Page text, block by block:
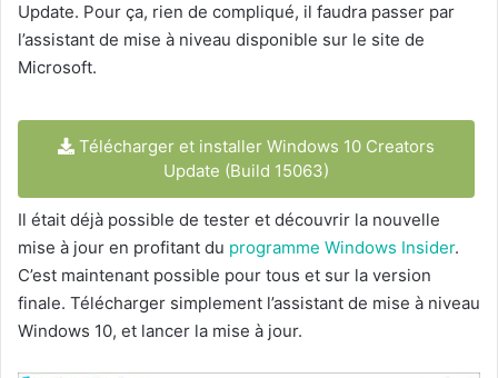
Update. Pour ça, rien de compliqué, il faudra passer par
l’assistant de mise à niveau disponible sur le site de
Microsoft.
Télécharger et installer Windows 10 Creators
Update (Build 15063)
Il était déjà possible de tester et découvrir la nouvelle
mise à jour en profitant du programme Windows Insider.
C’est maintenant possible pour tous et sur la version
finale. Télécharger simplement l’assistant de mise à niveau
Windows 10, et lancer la mise à jour.